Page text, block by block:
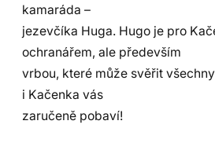
kamaráda –
jezevčíka Huga. Hugo je pro
ochranářem, ale především
vrbou, které může svěřit
i Kačenka vás
zaručeně pobaví!